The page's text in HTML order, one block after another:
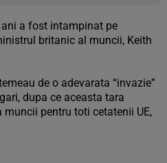
a fost intampinat pe
britanic al muncii, Keith
de o adevarata “invazie”
dupa ce aceasta tara
pentru toti cetatenii UE,